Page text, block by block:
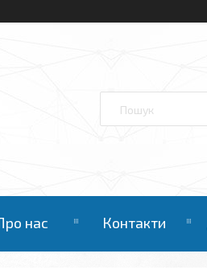
нас Контакти